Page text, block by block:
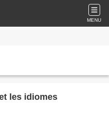
MENU
les idiomes